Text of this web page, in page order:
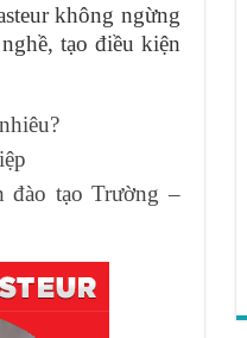
không ngừng
tạo điều kiện
đào tạo Trường –